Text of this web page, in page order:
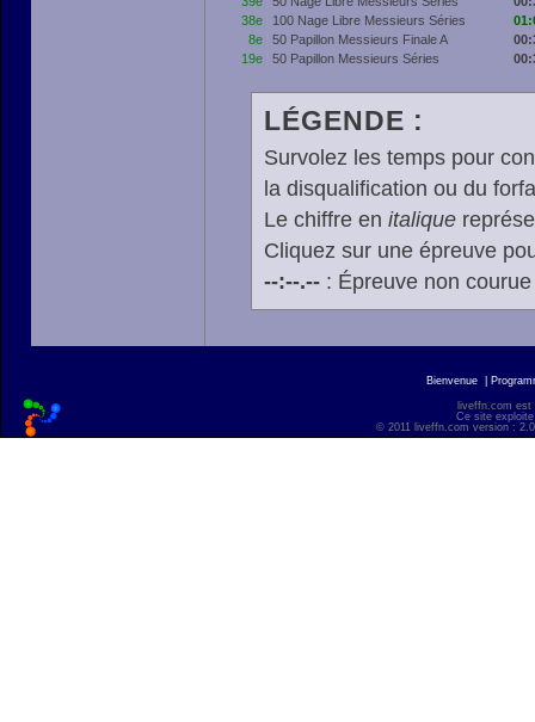
38e
100 Nage Libre Messieurs Séries
8e
50 Papillon Messieurs Finale A
19e
50 Papillon Messieurs Séries
LÉGENDE :
Survolez les temps pour
la disqualification ou du
Le chiffre en italique
Cliquez sur une épreuve
--:--.--: Épreuve non
Bienvenue
liveffn.com est
Ce site
© 2011 liveffn.com version :